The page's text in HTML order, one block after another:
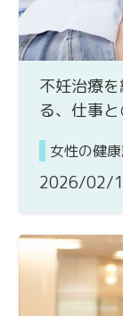
不妊治療
る、仕事
女性の健
2026/02/